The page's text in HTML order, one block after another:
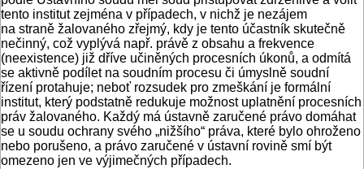
tento institut zejména v případech, v nichž je nezájem
na straně žalovaného zřejmý, kdy je tento účastník skutečně
nečinný, což vyplývá např. právě z obsahu a frekvence
(neexistence) již dříve učiněných procesních úkonů, a odmítá
se aktivně podílet na soudním procesu či úmyslně soudní
řízení protahuje; neboť rozsudek pro zmeškání je formální
institut, který podstatně redukuje možnost uplatnění procesních
práv žalovaného. Každý má ústavně zaručené právo domáhat
se u soudu ochrany svého „nižšího“ práva, které bylo ohroženo
nebo porušeno, a právo zaručené v ústavní rovině smí být
omezeno jen ve výjimečných případech.